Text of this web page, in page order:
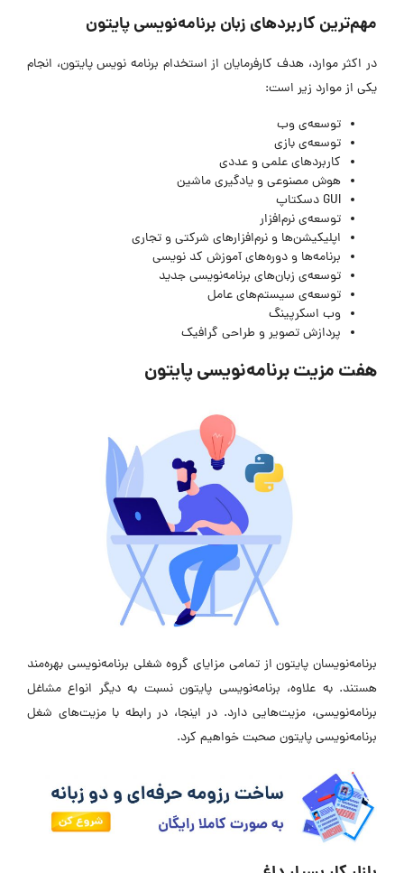
مهم‌ترین کاربردهای زبان برنامه‌نویسی پایتون
در اکثر موارد، هدف کارفرمایان از استخدام برنامه نویس پایتون، انجام
یکی از موارد زیر است:
توسعه‌ی وب
توسعه‌ی بازی
کاربردهای علمی و عددی
هوش مصنوعی و یادگیری ماشین
GUI دسکتاپ
توسعه‌ی نرم‌افزار
اپلیکیشن‌ها و نرم‌افزارهای شرکتی و تجاری
برنامه‌ها و دوره‌های آموزش کد نویسی
توسعه‌ی زبان‌های برنامه‌نویسی جدید
توسعه‌ی سیستم‌های عامل
وب اسکرپینگ
پردازش تصویر و طراحی گرافیک
هفت مزیت‌ برنامه‌نویسی پایتون
برنامه‌نویسان پایتون از تمامی مزایای گروه شغلی برنامه‌نویسی بهره‌مند
هستند. به علاوه، برنامه‌نویسی پایتون نسبت به دیگر انواع مشاغل
برنامه‌نویسی، مزیت‌هایی دارد. در اینجا، در رابطه با مزیت‌های شغل
برنامه‌نویسی پایتون صحبت خواهیم کرد.